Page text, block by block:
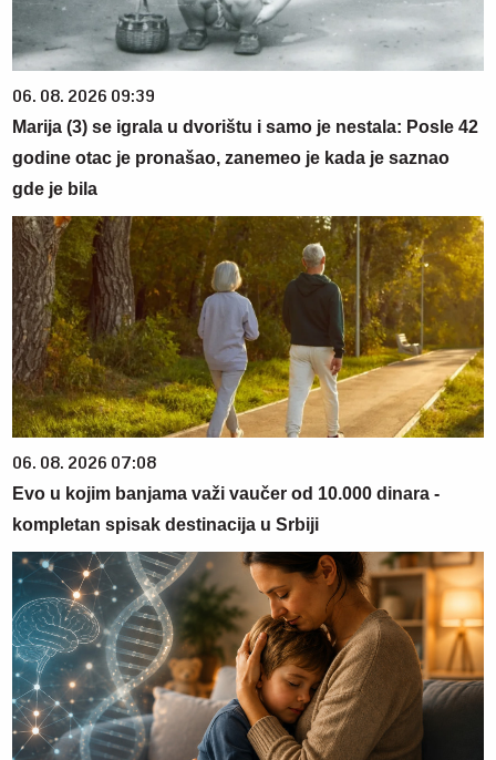
06. 08. 2026 09:39
Marija (3) se igrala u dvorištu i samo je nestala: Posle 42
godine otac je pronašao, zanemeo je kada je saznao
gde je bila
06. 08. 2026 07:08
Evo u kojim banjama važi vaučer od 10.000 dinara -
kompletan spisak destinacija u Srbiji